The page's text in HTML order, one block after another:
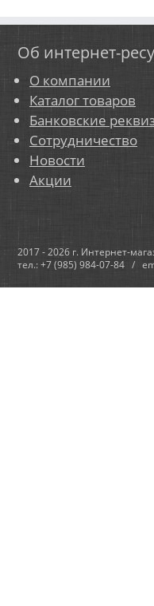
Об интернет-
О компании
Каталог товаров
Банковские
Сотрудничество
Новости
Акции
2017 - 2026 г. Интернет-
тел.: +7 (985) 984-07-84 /